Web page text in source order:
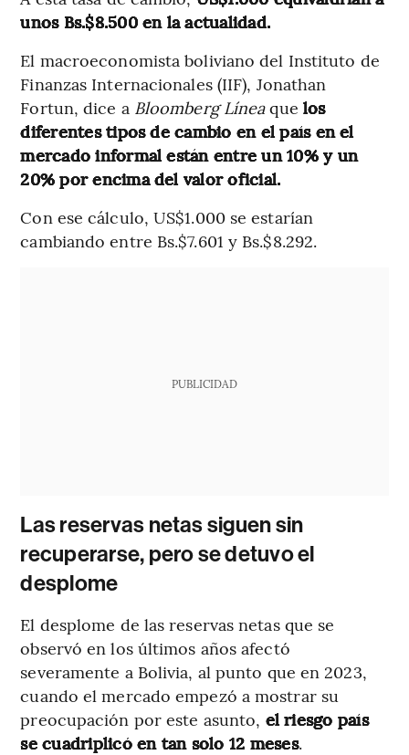
unos Bs.$8.500 en la actualidad.
El macroeconomista boliviano del Instituto de
Finanzas Internacionales (IIF), Jonathan
Fortun, dice a Bloomberg Líneaque los
diferentes tipos de cambio en el país en el
mercado informal están entre un 10% y un
20% por encima del valor oficial.
Con ese cálculo, US$1.000 se estarían
cambiando entre Bs.$7.601 y Bs.$8.292.
PUBLICIDAD
Las reservas netas siguen sin
recuperarse, pero se detuvo el
desplome
El desplome de las reservas netas que se
observó en los últimos años afectó
severamente a Bolivia, al punto que en 2023,
cuando el mercado empezó a mostrar su
preocupación por este asunto, el riesgo país
se cuadriplicó en tan solo 12 meses.